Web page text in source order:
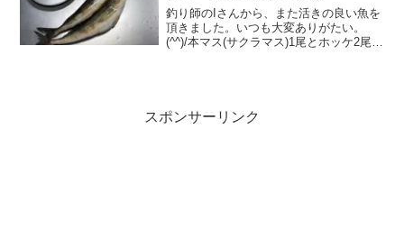
釣り師のIさんから、また活きの良い魚を
頂きました。いつも大変ありがたい。
(^^)/本マス(サクラマス)1尾とホッケ2尾。
スポンサーリンク